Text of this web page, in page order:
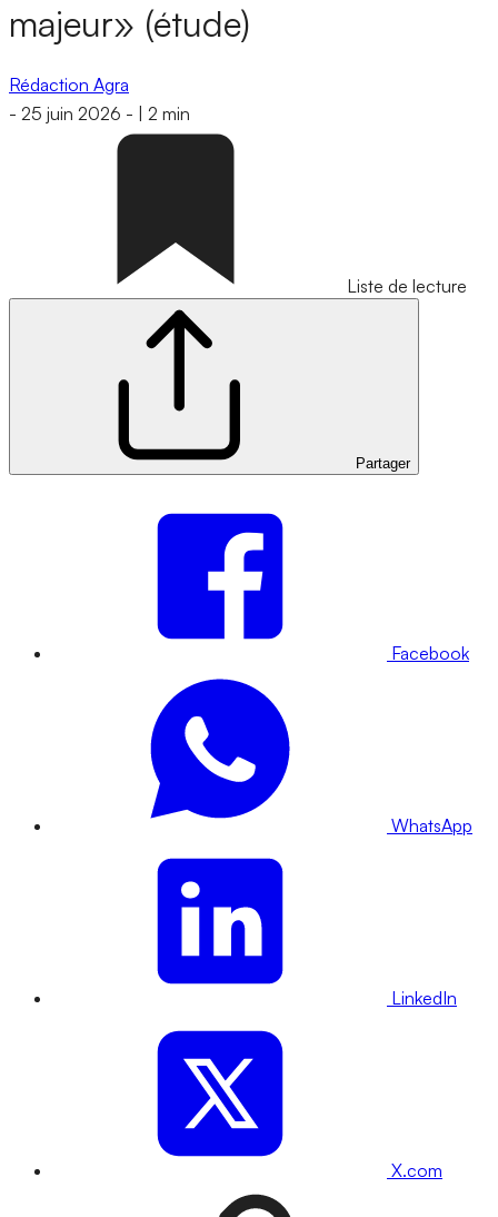
majeur» (étude)
Rédaction Agra
- 25 juin 2026 - 2 min
Liste de lecture
Partager
Facebook
WhatsApp
LinkedIn
X.com